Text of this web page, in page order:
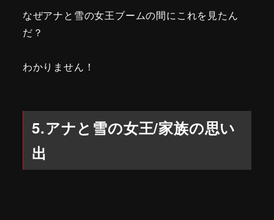
なぜアナと雪の女王ブームの間にこれを見たん
だ？
わかりません！
5.アナと雪の女王/家族の思い
出